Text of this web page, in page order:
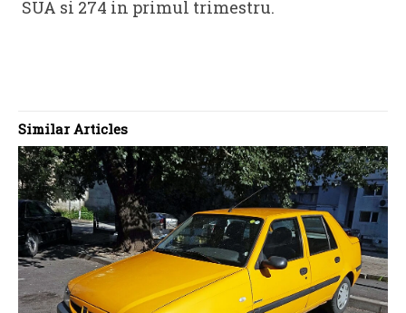
SUA si 274 in primul trimestru.
Similar Articles